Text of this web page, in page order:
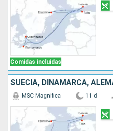
Comidas incluidas
MSC Magnifica 11 d